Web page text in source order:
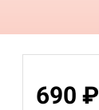
690 ₽